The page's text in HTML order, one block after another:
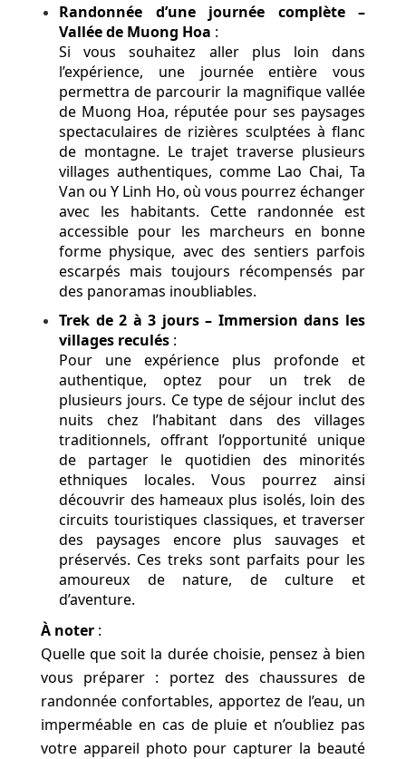
Randonnée d’une journée complète –
Vallée de Muong Hoa :
Si vous souhaitez aller plus loin dans
l’expérience, une journée entière vous
permettra de parcourir la magnifique vallée
de Muong Hoa, réputée pour ses paysages
spectaculaires de rizières sculptées à flanc
de montagne. Le trajet traverse plusieurs
villages authentiques, comme Lao Chai, Ta
Van ou Y Linh Ho, où vous pourrez échanger
avec les habitants. Cette randonnée est
accessible pour les marcheurs en bonne
forme physique, avec des sentiers parfois
escarpés mais toujours récompensés par
des panoramas inoubliables.
Trek de 2 à 3 jours – Immersion dans les
villages reculés :
Pour une expérience plus profonde et
authentique, optez pour un trek de
plusieurs jours. Ce type de séjour inclut des
nuits chez l’habitant dans des villages
traditionnels, offrant l’opportunité unique
de partager le quotidien des minorités
ethniques locales. Vous pourrez ainsi
découvrir des hameaux plus isolés, loin des
circuits touristiques classiques, et traverser
des paysages encore plus sauvages et
préservés. Ces treks sont parfaits pour les
amoureux de nature, de culture et
d’aventure.
À noter :
Quelle que soit la durée choisie, pensez à bien
vous préparer : portez des chaussures de
randonnée confortables, apportez de l’eau, un
imperméable en cas de pluie et n’oubliez pas
votre appareil photo pour capturer la beauté